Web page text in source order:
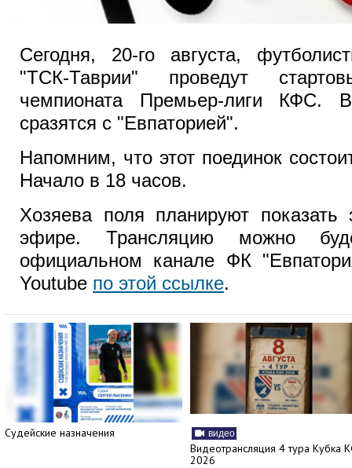
Сегодня, 20-го августа,
"ТСК-Таврии" проведут
чемпионата Премьер-лиги КФС.
сразятся с "Евпаторией".
Напомним, что этот поединок
Начало в 18 часов.
Хозяева поля планируют
эфире. Трансляцию можно
официальном канале ФК
Youtube по этой ссылке.
Судейские назначения видео
Видеотрансляция 4 тура Кубка
2026